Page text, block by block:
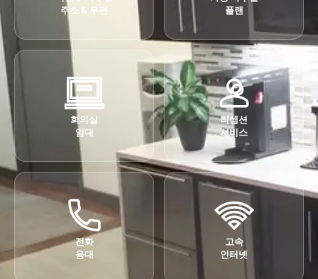
주소 & 우편
플랜
회의실
임대
리셉션
서비스
전화
응대
고속
인터넷